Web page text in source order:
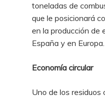
toneladas de
que le posicionará
en la producción de
España y en Europa.
Economía circular
Uno de los residuos